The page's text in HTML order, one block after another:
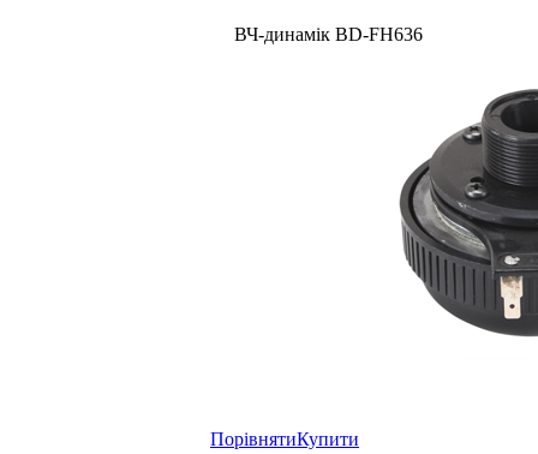
ВЧ-динамiк BD-FH636
ПорівнятиКупити